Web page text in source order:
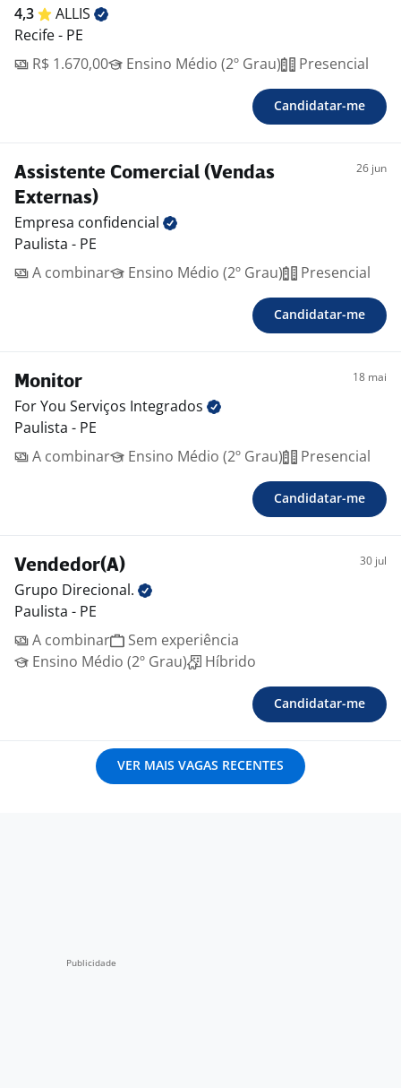
4,3
ALLIS
Recife - PE
R$ 1.670,00
Ensino Médio (2º Grau) Presencial
Candidatar-me
Assistente Comercial (Vendas
Externas)
26 jun
Empresa confidencial
Paulista - PE
A combinar
Ensino Médio (2º Grau) Presencial
Candidatar-me
Monitor 18 mai
For You Serviços Integrados
Paulista - PE
A combinar
Ensino Médio (2º Grau) Presencial
Candidatar-me
Vendedor(A) 30 jul
Grupo Direcional.
Paulista - PE
A combinar
Sem experiência
Ensino Médio (2º Grau)
Híbrido
Candidatar-me
VER MAIS VAGAS RECENTES